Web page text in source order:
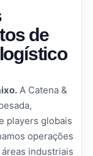
de
A Catena &
players globais
operações
industriais